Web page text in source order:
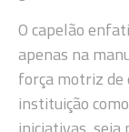
O capelão
apenas na
força motriz de
instituição